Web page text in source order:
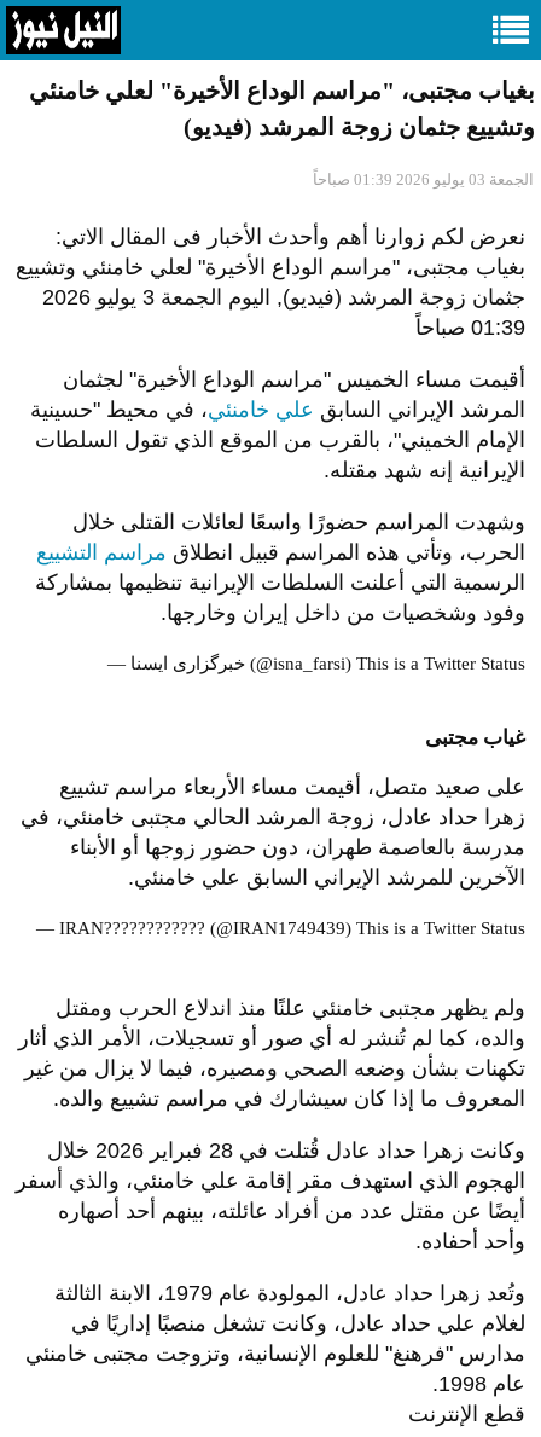
بغياب مجتبى، "مراسم الوداع الأخيرة" لعلي خامنئي
وتشييع جثمان زوجة المرشد (فيديو)
الجمعة 03 يوليو 2026 01:39 صباحاً
نعرض لكم زوارنا أهم وأحدث الأخبار فى المقال الاتي:
بغياب مجتبى، "مراسم الوداع الأخيرة" لعلي خامنئي وتشييع
جثمان زوجة المرشد (فيديو), اليوم الجمعة 3 يوليو 2026
01:39 صباحاً
أقيمت مساء الخميس "مراسم الوداع الأخيرة" لجثمان
المرشد الإيراني السابق علي خامنئي، في محيط "حسينية
الإمام الخميني"، بالقرب من الموقع الذي تقول السلطات
الإيرانية إنه شهد مقتله.
وشهدت المراسم حضورًا واسعًا لعائلات القتلى خلال
الحرب، وتأتي هذه المراسم قبيل انطلاق مراسم التشييع
الرسمية التي أعلنت السلطات الإيرانية تنظيمها بمشاركة
وفود وشخصيات من داخل إيران وخارجها.
— خبرگزاری ایسنا (@isna_farsi) This is a Twitter Status
غياب مجتبى
على صعيد متصل، أقيمت مساء الأربعاء مراسم تشييع
زهرا حداد عادل، زوجة المرشد الحالي مجتبى خامنئي، في
مدرسة بالعاصمة طهران، دون حضور زوجها أو الأبناء
الآخرين للمرشد الإيراني السابق علي خامنئي.
— IRAN???????????? (@IRAN1749439) This is a Twitter Status
ولم يظهر مجتبى خامنئي علنًا منذ اندلاع الحرب ومقتل
والده، كما لم تُنشر له أي صور أو تسجيلات، الأمر الذي أثار
تكهنات بشأن وضعه الصحي ومصيره، فيما لا يزال من غير
المعروف ما إذا كان سيشارك في مراسم تشييع والده.
وكانت زهرا حداد عادل قُتلت في 28 فبراير 2026 خلال
الهجوم الذي استهدف مقر إقامة علي خامنئي، والذي أسفر
أيضًا عن مقتل عدد من أفراد عائلته، بينهم أحد أصهاره
وأحد أحفاده.
وتُعد زهرا حداد عادل، المولودة عام 1979، الابنة الثالثة
لغلام علي حداد عادل، وكانت تشغل منصبًا إداريًا في
مدارس "فرهنغ" للعلوم الإنسانية، وتزوجت مجتبى خامنئي
عام 1998.
قطع الإنترنت